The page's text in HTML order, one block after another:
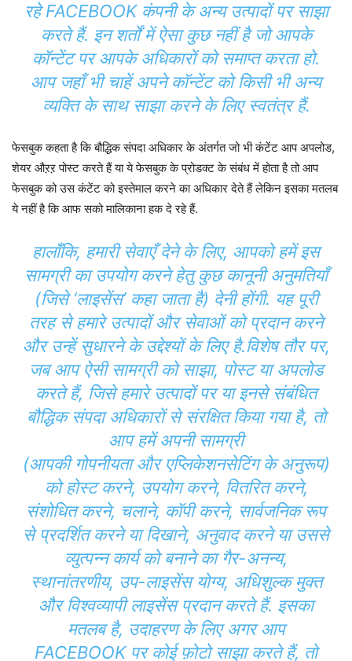
रहेFACEBOOK कंपनी के अन्य उत्पादोंपर साझा
करते हैं. इन शर्तों में ऐसा कुछ नहीं है जो आपके
कॉन्टेंट पर आपके अधिकारों को समाप्त करता हो.
आप जहाँ भी चाहें अपने कॉन्टेंट को किसी भी अन्य
व्यक्ति के साथ साझा करने के लिए स्वतंत्र हैं.
फेसबुक कहता है कि बौद्धिक संपदा अधिकार के अंतर्गत जो भी कंटेंट आप अपलोड,
शेयर औऱऱ पोस्ट करते हैं या ये फेसबुक के प्रोडक्ट के संबंध में होता है तो आप
फेसबुक को उस कंटेंट को इस्तेमाल करने का अधिकार देते हैं लेकिन इसका मतलब
ये नहीं है कि आफ सको मालिकाना हक दे रहे हैं.
हालाँकि, हमारी सेवाएँ देने के लिए, आपको हमें इस
सामग्री का उपयोग करने हेतु कुछ कानूनी अनुमतियाँ
(जिसे ‘लाइसेंस’ कहा जाता है) देनी होंगी. यह पूरी
तरह से हमारे उत्पादों और सेवाओं को प्रदान करने
और उन्हें सुधारने के उद्देश्यों के लिए है.विशेष तौर पर,
जब आप ऐसी सामग्री को साझा, पोस्ट या अपलोड
करते हैं, जिसे हमारे उत्पादों पर या इनसे संबंधित
बौद्धिक संपदा अधिकारों से संरक्षित किया गया है, तो
आप हमें अपनी सामग्री
(आपकीगोपनीयताऔरएप्लिकेशनसेटिंग के अनुरूप)
को होस्ट करने, उपयोग करने, वितरित करने,
संशोधित करने, चलाने, कॉपी करने, सार्वजनिक रूप
से प्रदर्शित करने या दिखाने, अनुवाद करने या उससे
व्युत्पन्न कार्य को बनाने का गैर-अनन्य,
स्थानांतरणीय, उप-लाइसेंस योग्य, अधिशुल्क मुक्त
और विश्वव्यापी लाइसेंस प्रदान करते हैं. इसका
मतलब है, उदाहरण के लिए अगर आप
FACEBOOK पर कोई फ़ोटो साझा करते हैं, तो